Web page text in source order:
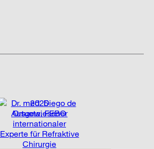
2025
Ausgewiesener
internationaler
Experte für Refraktive
Chirurgie